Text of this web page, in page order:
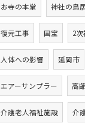
お寺の本堂 神社の鳥
復元工事 国宝 2
人体への影響 延岡市
エアーサンプラー 高
介護老人福祉施設 介